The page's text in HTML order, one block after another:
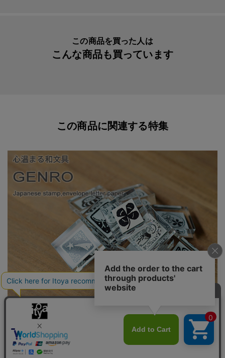
この商品を買った人は
こんな商品も買っています
この商品に関連する特集
心あたたまる「玄廬（げんろ）」の和文具